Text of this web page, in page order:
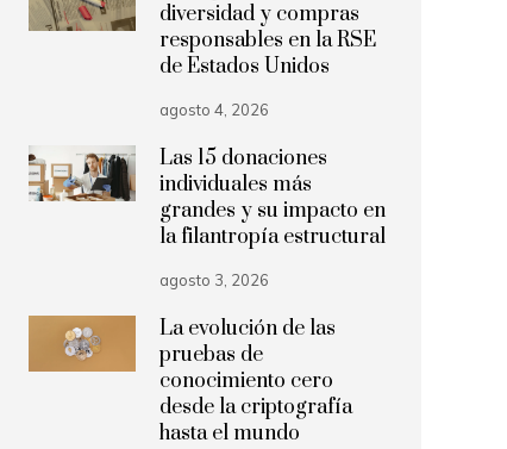
diversidad y compras
responsables en la RSE
de Estados Unidos
agosto 4, 2026
Las 15 donaciones
individuales más
grandes y su impacto en
la filantropía estructural
agosto 3, 2026
La evolución de las
pruebas de
conocimiento cero
desde la criptografía
hasta el mundo